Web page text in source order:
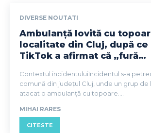
DIVERSE NOUTATI
Ambulanță lovită cu
localitate din Cluj, după ce
TikTok a afirmat că „fură…
Contextul incidentuluiIncidentul s-a
comună din județul Cluj, unde un grup de
atacat o ambulanță cu topoare....
MIHAI RARES
CITESTE